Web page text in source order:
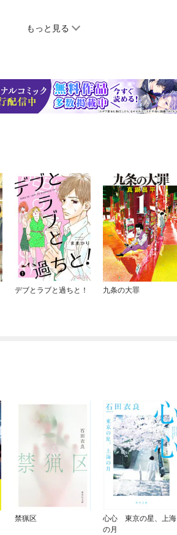
もっと見る
デブとラブと過ちと！ 九条の大罪
禁猟区
心心 東京の星、上海
の月